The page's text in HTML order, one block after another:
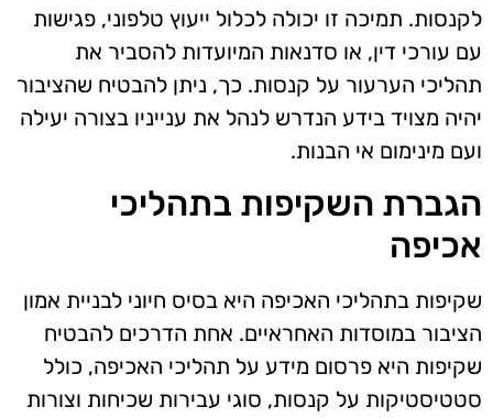
לקנסות. תמיכה זו יכולה לכלול ייעוץ טלפוני, פגישות
עם עורכי דין, או סדנאות המיועדות להסביר את
תהליכי הערעור על קנסות. כך, ניתן להבטיח שהציבור
יהיה מצויד בידע הנדרש לנהל את ענייניו בצורה יעילה
ועם מינימום אי הבנות.
הגברת השקיפות בתהליכי
אכיפה
שקיפות בתהליכי האכיפה היא בסיס חיוני לבניית אמון
הציבור במוסדות האחראיים. אחת הדרכים להבטיח
שקיפות היא פרסום מידע על תהליכי האכיפה, כולל
סטטיסטיקות על קנסות, סוגי עבירות שכיחות וצורות